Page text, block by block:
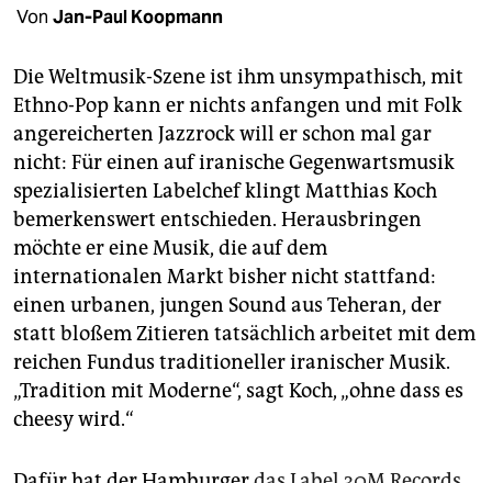
shop
fragen & hilfe
unterstützen
abo
genossenschaft
epaper login
Von Jan-Paul Koopmann
Die Weltmusik-Szene ist ihm unsympathisch, mit
Ethno-Pop kann er nichts anfangen und mit Folk
angereicherten Jazzrock will er schon mal gar
nicht: Für einen auf iranische Gegenwartsmusik
spezialisierten Labelchef klingt Matthias Koch
bemerkenswert entschieden. Herausbringen
möchte er eine Musik, die auf dem
internationalen Markt bisher nicht stattfand:
einen urbanen, jungen Sound aus Teheran, der
statt bloßem Zitieren tatsächlich arbeitet mit dem
reichen Fundus traditioneller iranischer Musik.
„Tradition mit Moderne“, sagt Koch, „ohne dass es
cheesy wird.“